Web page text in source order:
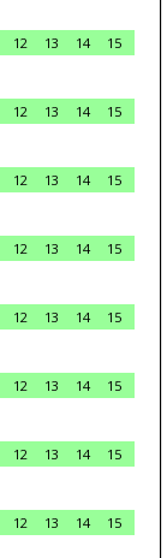
12 13 14
15
12 13 14
15
12 13 14
15
12 13 14
15
12 13 14
15
12 13 14
15
12 13 14
15
12 13 14
15